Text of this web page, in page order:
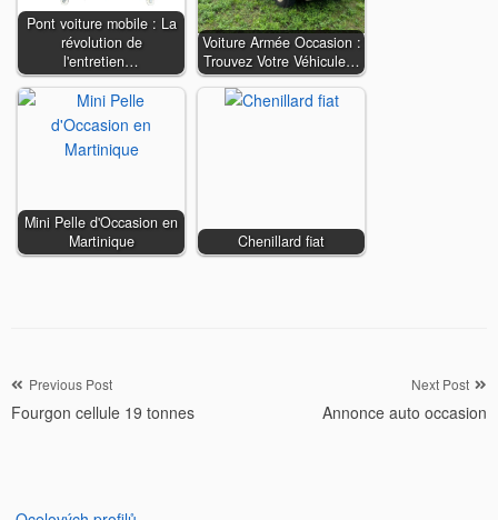
Pont voiture mobile : La
révolution de
l'entretien…
Voiture Armée Occasion :
Trouvez Votre Véhicule…
Mini Pelle d'Occasion en
Martinique
Chenillard fiat
Navigation
de
Previous Post
Fourgon cellule 19 tonnes
Next Post
Annonce auto occasion